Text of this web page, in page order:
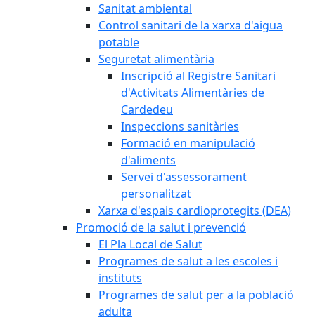
Sanitat ambiental
Control sanitari de la xarxa d'aigua
potable
Seguretat alimentària
Inscripció al Registre Sanitari
d'Activitats Alimentàries de
Cardedeu
Inspeccions sanitàries
Formació en manipulació
d'aliments
Servei d'assessorament
personalitzat
Xarxa d'espais cardioprotegits (DEA)
Promoció de la salut i prevenció
El Pla Local de Salut
Programes de salut a les escoles i
instituts
Programes de salut per a la població
adulta